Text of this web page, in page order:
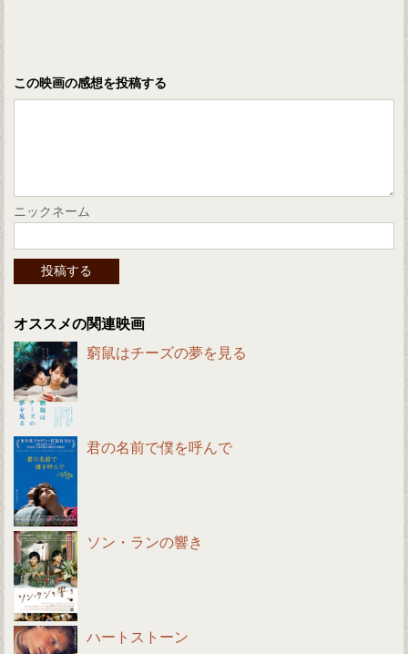
この映画の感想を投稿する
ニックネーム
オススメの関連映画
窮鼠はチーズの夢を見る
君の名前で僕を呼んで
ソン・ランの響き
ハートストーン